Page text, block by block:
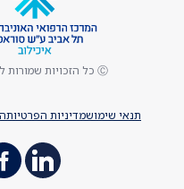
תנאי שימושמדיניות הפרטיות
Ⓒ כל הזכויות שמורות לאיכילוב